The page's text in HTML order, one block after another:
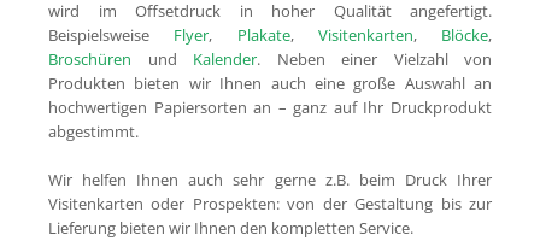
wird im Offsetdruck in hoher Qualität angefertigt.
Beispielsweise Flyer, Plakate, Visitenkarten, Blöcke,
Broschüren und Kalender. Neben einer Vielzahl von
Produkten bieten wir Ihnen auch eine große Auswahl an
hochwertigen Papiersorten an – ganz auf Ihr Druckprodukt
abgestimmt.
Wir helfen Ihnen auch sehr gerne z.B. beim Druck Ihrer
Visitenkarten oder Prospekten: von der Gestaltung bis zur
Lieferung bieten wir Ihnen den kompletten Service.